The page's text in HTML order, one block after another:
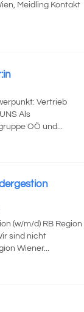
Meidling Kontakt
Vertrieb
Als
OÖ und...
(w/m/d) RB Region
sind nicht
Wiener...